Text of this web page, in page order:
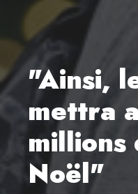
"Ainsi,
mettra
millions
Noël"